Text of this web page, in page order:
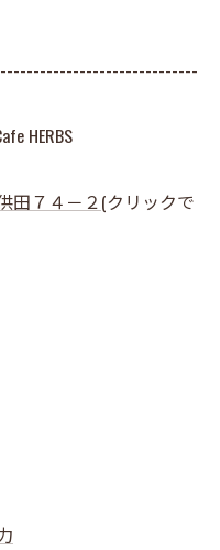
HERBS
田７４－２(クリックで